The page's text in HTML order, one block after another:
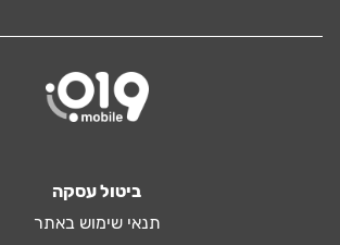
ביטול עסקה
תנאי שימוש באתר